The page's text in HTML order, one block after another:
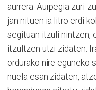
aurrera. Aurpegia zuri-
jan nituen ia litro erdi
segituan itzuli nintzen,
itzultzen utzi zidaten.
ordurako nire eguneko
nuela esan zidaten,